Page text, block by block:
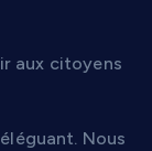
aux citoyens
Nous